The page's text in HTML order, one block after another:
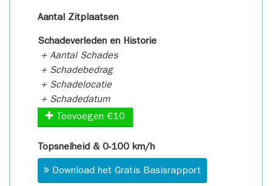
Aantal Zitplaatsen
Schadeverleden en Historie
+ Aantal Schades
+ Schadebedrag
+ Schadelocatie
+ Schadedatum
Toevoegen €10
Topsnelheid & 0-100 km/h
Download het Gratis Basisrapport